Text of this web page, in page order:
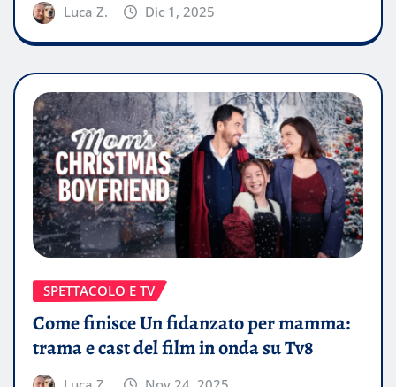
Luca Z. Dic 1, 2025
SPETTACOLO E TV
Come finisce Un fidanzato per mamma:
trama e cast del film in onda su Tv8